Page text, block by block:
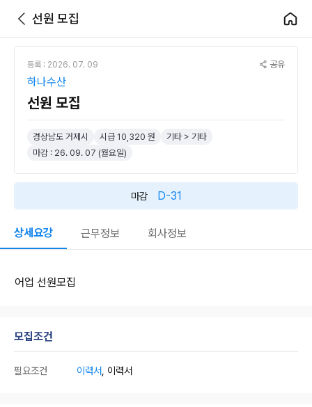
선원 모집
등록 : 2026. 07. 09 공유
하나수산
선원 모집
경상남도 거제시 시급 10,320 원
기타 > 기타
마감 : 26. 09. 07 (월요일)
마감 D-31
상세요강 근무정보 회사정보
어업 선원모집
모집조건
필요조건 이력서 , 이력서